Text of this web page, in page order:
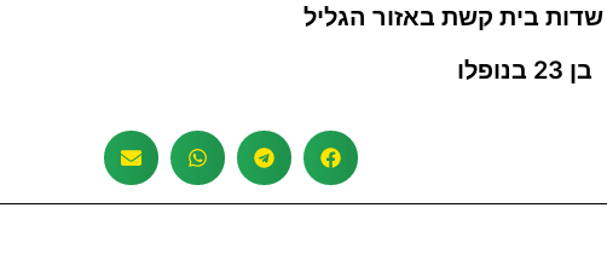
שדות בית קשת באזור הגליל
בן 23 בנופלו